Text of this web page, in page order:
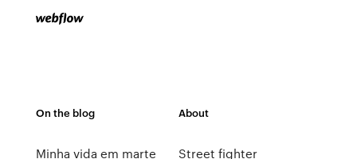
On the blog
Minha vida em marte
About
Street fighter